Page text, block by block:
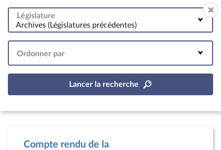
Législature
Archives (Législatures précédentes)
Ordonner par
Lancer la recherche
Compte rendu de la